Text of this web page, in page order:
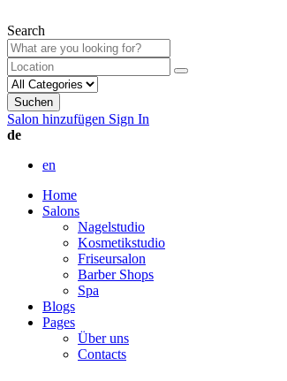
Search
Suchen
Salon hinzufügen Sign In
de
en
Home
Salons
Nagelstudio
Kosmetikstudio
Friseursalon
Barber Shops
Spa
Blogs
Pages
Über uns
Contacts